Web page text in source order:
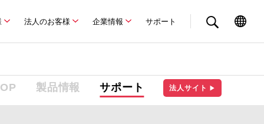
法人のお客様 企業情報 サポート
製品情報 サポート 法人サイト ▶